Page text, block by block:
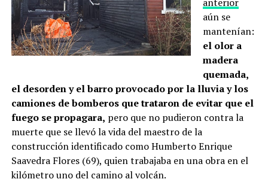
aún se
mantenían:
el olor a
madera
quemada,
el desorden y el barro provocado por la lluvia y los
camiones de bomberos que trataron de evitar que el
fuego se propagara, pero que no pudieron contra la
muerte que se llevó la vida del maestro de la
construcción identificado como Humberto Enrique
Saavedra Flores (69), quien trabajaba en una obra en el
kilómetro uno del camino al volcán.